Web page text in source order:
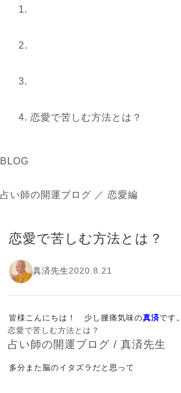
恋愛で苦しむ方法とは？
占い師の開運ブログ / 真済先生
恋愛で苦しむ方法とは？
BLOG
占い師の開運ブログ ／ 恋愛編
恋愛で苦しむ方法とは？
真済先生2020.8.21
皆様こんにちは！ 少し腰痛気味の真済です。
多分また脳のイタズラだと思って